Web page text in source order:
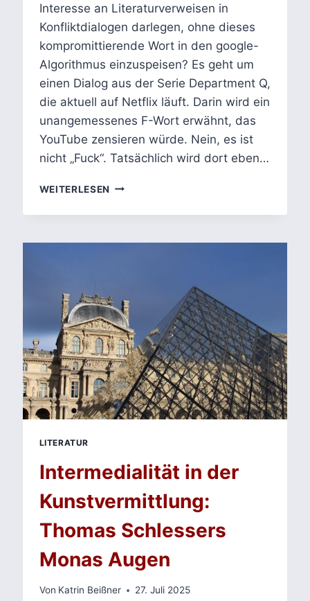
Interesse an Literaturverweisen in
Konfliktdialogen darlegen, ohne dieses
kompromittierende Wort in den google-
Algorithmus einzuspeisen? Es geht um
einen Dialog aus der Serie Department Q,
die aktuell auf Netflix läuft. Darin wird ein
unangemessenes F-Wort erwähnt, das
YouTube zensieren würde. Nein, es ist
nicht „Fuck“. Tatsächlich wird dort eben…
WEITERLESEN LITERATURVERWEISE
KONFLIKTDIALOGEN
WAFFE
Q
&
GEOFFREY
CHAUCER
IM
DIALOG
LITERATUR
Intermedialität in der
Kunstvermittlung:
Thomas Schlessers
Monas Augen
Von Katrin Beißner 27. Juli 2025